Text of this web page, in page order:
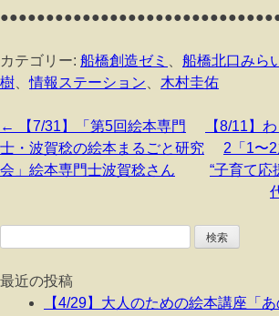
カテゴリー: 船橋創造ゼミ 船橋北口みら
樹 、情報ステーション 木村圭佑
投
稿
ナ
ョ
←
【7/31】「第5回絵本専門
士・波賀稔の絵本まるごと研究
会」絵本専門士波賀稔さん
【8/11】
2「1〜2
“子育て応
最近の投稿
【4/29】大人のための絵本講座「